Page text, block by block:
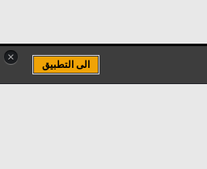
×
الى التطبيق